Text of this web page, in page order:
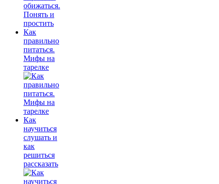
Как
правильно
питаться.
Мифы на
тарелке
Как
научиться
слушать и
как
решиться
рассказать